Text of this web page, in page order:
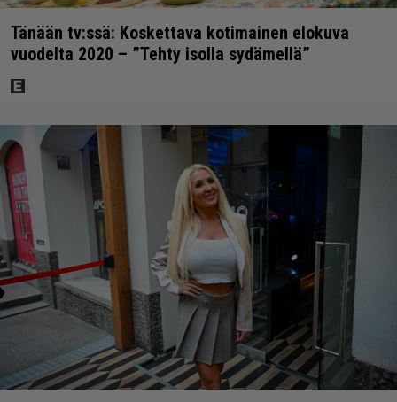
Tänään tv:ssä: Koskettava kotimainen elokuva
vuodelta 2020 – ”Tehty isolla sydämellä”